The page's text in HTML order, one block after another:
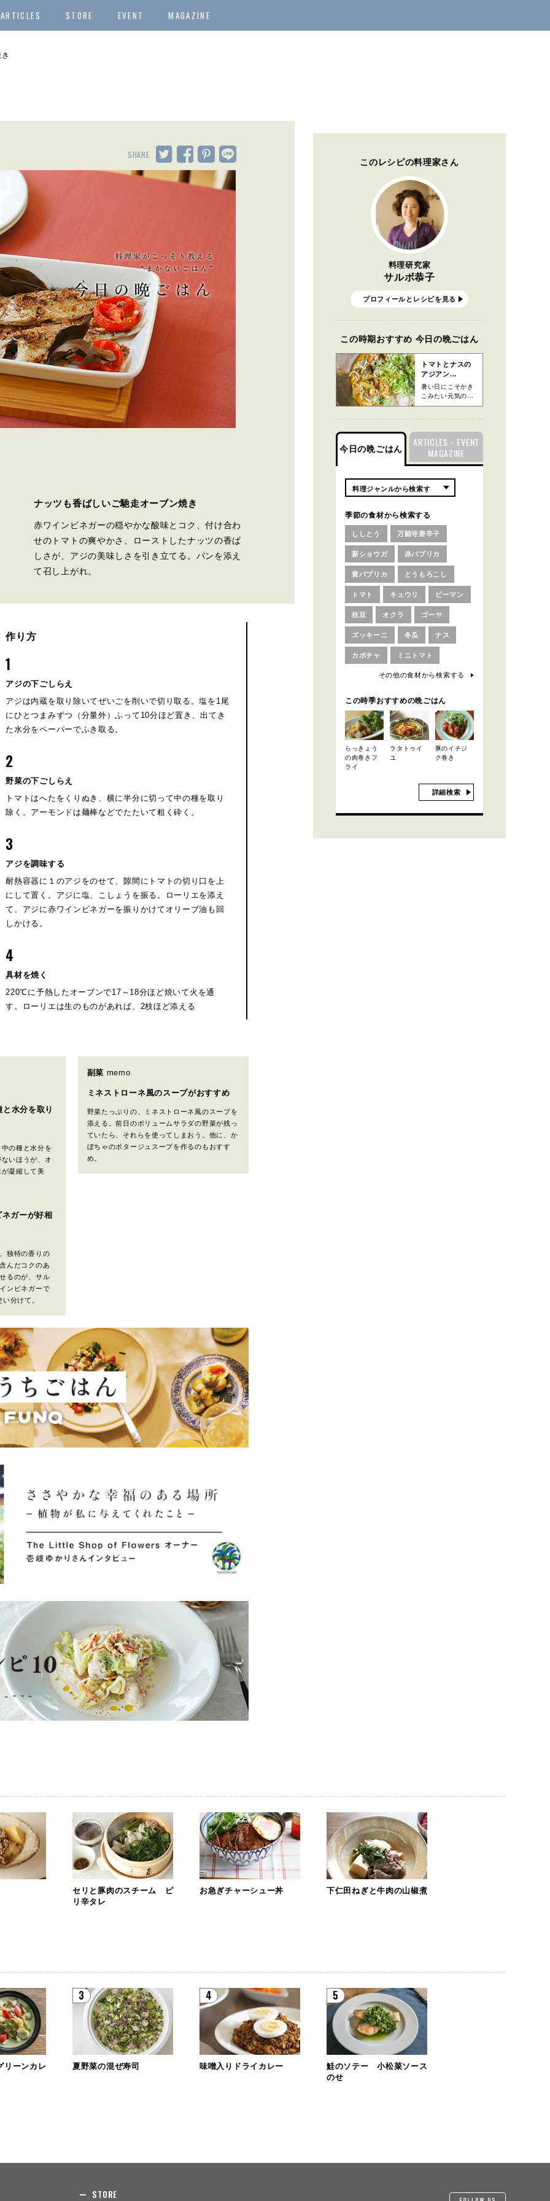
ARTICLES STORE EVENT MAGAZINE
SHARE
ナッツも香ばしいご馳走オーブン焼き
赤ワインビネガーの穏やかな酸味とコク、付け合わ
せのトマトの爽やかさ、ローストしたナッツの香ば
しさが、アジの美味しさを引き立てる。パンを添え
て召し上がれ。
作り方
1
アジの下ごしらえ
アジは内蔵を取り除いてぜいごを削いで切り取る。塩を1尾
にひとつまみずつ（分量外）ふって10分ほど置き、出てき
た水分をペーパーでふき取る。
2
野菜の下ごしらえ
トマトはへたをくりぬき、横に半分に切って中の種を取り
除く。アーモンドは麺棒などでたたいて粗く砕く。
3
アジを調味する
耐熱容器に１のアジをのせて、隙間にトマトの切り口を上
にして置く。アジに塩、こしょうを振る。ローリエを添え
て、アジに赤ワインビネガーを振りかけてオリーブ油も回
しかける。
4
具材を焼く
220℃に予熱したオーブンで17～18分ほど焼いて火を通
す。ローリエは生のものがあれば、2枝ほど添える
と水分を取り
の種と水分を
いほうが、オ
凝縮して美
ガーが好相
独特の香りの
んだコクのあ
るのが、サル
ンビネガーで
分けて。
副菜 memo
ミネストローネ風のスープがおすすめ
野菜たっぷりの、ミネストローネ風のスープを
添える。前日のボリュームサラダの野菜が残っ
ていたら、それらを使ってしまおう。他に、か
ぼちゃのポタージュスープを作るのもおすす
め。
このレシピの料理家さん
料理研究家
サルボ恭子
プロフィールとレシピを見る
この時期おすすめ 今日の晩ごはん
トマトとナスの
アジアン...
暑い日にこそかき
こみたい元気の...
今日の晩ごはん
ARTICLES・EVENT
MAGAZINE
季節の食材から検索する
ししとう 万願寺唐辛子
新ショウガ 赤パプリカ
黄パプリカ とうもろこし
トマト キュウリ ピーマン
枝豆 オクラ ゴーヤ
ズッキーニ 冬瓜 ナス
カボチャ ミニトマト
その他の食材から検索する
この時季おすすめの晩ごはん
らっきょう
の肉巻きフ
ライ
ラタトゥイ
ユ
豚のイチジ
ク巻き
詳細検索
セリと豚肉のスチーム ピ
リ辛タレ
お急ぎチャーシュー丼 下仁田ねぎと牛肉の山椒煮
リーンカレ
3
夏野菜の混ぜ寿司
4
味噌入りドライカレー
5
鮭のソテー 小松菜ソース
のせ
STORE